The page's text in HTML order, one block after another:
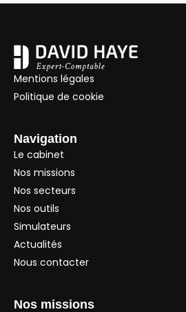
Mentions légales
Politique de cookie
Navigation
Le cabinet
Nos missions
Nos secteurs
Nos outils
Simulateurs
Actualités
Nous contacter
Nos missions